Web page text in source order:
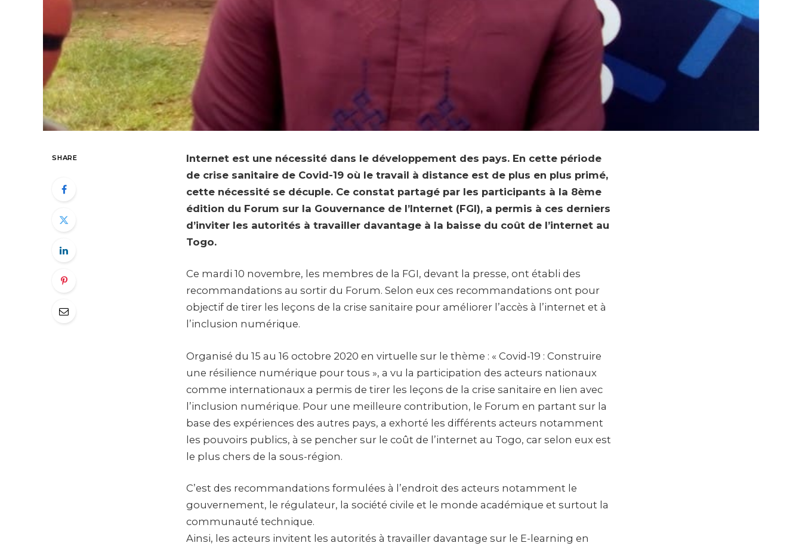
SHARE
Internet est une nécessité dans le développement des pays. En cette période
de crise sanitaire de Covid-19 où le travail à distance est de plus en plus primé,
cette nécessité se décuple. Ce constat partagé par les participants à la 8ème
édition du Forum sur la Gouvernance de l’Internet (FGI), a permis à ces derniers
d’inviter les autorités à travailler davantage à la baisse du coût de l’internet au
Togo.
Ce mardi 10 novembre, les membres de la FGI, devant la presse, ont établi des
recommandations au sortir du Forum. Selon eux ces recommandations ont pour
objectif de tirer les leçons de la crise sanitaire pour améliorer l’accès à l’internet et à
l’inclusion numérique.
Organisé du 15 au 16 octobre 2020 en virtuelle sur le thème : « Covid-19 : Construire
une résilience numérique pour tous », a vu la participation des acteurs nationaux
comme internationaux a permis de tirer les leçons de la crise sanitaire en lien avec
l’inclusion numérique. Pour une meilleure contribution, le Forum en partant sur la
base des expériences des autres pays, a exhorté les différents acteurs notamment
les pouvoirs publics, à se pencher sur le coût de l’internet au Togo, car selon eux est
le plus chers de la sous-région.
C’est des recommandations formulées à l’endroit des acteurs notamment le
gouvernement, le régulateur, la société civile et le monde académique et surtout la
communauté technique.
Ainsi, les acteurs invitent les autorités à travailler davantage sur le E-learning en